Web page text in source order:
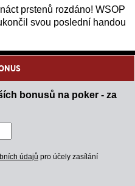
prstenů rozdáno! WSOP
svou poslední handou
bonusů na poker - za
údajů pro účely zasílání